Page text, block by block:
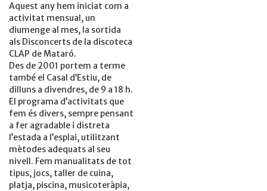
Aquest any hem iniciat com a
activitat mensual, un
diumenge al mes, la sortida
als Disconcerts de la discoteca
CLAP de Mataró.
Des de 2001 portem a terme
també el Casal d’Estiu, de
dilluns a divendres, de 9 a 18 h.
El programa d’activitats que
fem és divers, sempre pensant
a fer agradable i distreta
l’estada a l’esplai, utilitzant
mètodes adequats al seu
nivell. Fem manualitats de tot
tipus, jocs, taller de cuina,
platja, piscina, musicoteràpia,